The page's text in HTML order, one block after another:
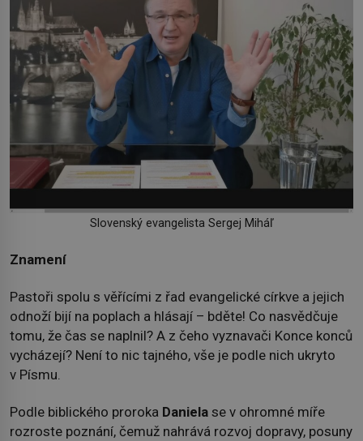
Slovenský evangelista Sergej Miháľ
Znamení
Pastoři spolu s věřícími z řad evangelické církve a jejich
odnoží bijí na poplach a hlásají – bděte! Co nasvědčuje
tomu, že čas se naplnil? A z čeho vyznavači Konce konců
vycházejí? Není to nic tajného, vše je podle nich ukryto
v Písmu.
Podle biblického proroka Daniela se v ohromné míře
rozroste poznání, čemuž nahrává rozvoj dopravy, posuny